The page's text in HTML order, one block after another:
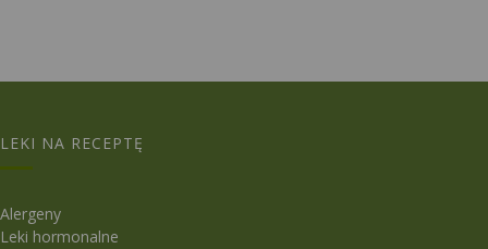
LEKI NA RECEPTĘ
Alergeny
Leki hormonalne